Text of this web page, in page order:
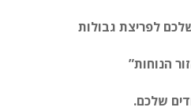
לפריצת גבולות
הנוחות”
שלכם.